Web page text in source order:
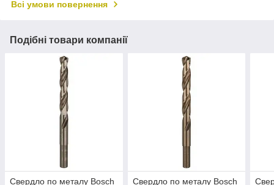
Всі умови повернення
Подібні товари компанії
Свердло по металу Bosch
Свердло по металу Bosch